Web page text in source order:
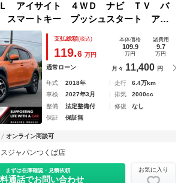
アイサイト ４ＷＤ ナビ ＴＶ バ
スマートキー プッシュスタート アイ
シスト（サンシャインオレンジ）
支払総額(税込)
119.6 万円
本体価格
109.9
万円
諸費用
9.7
万円
通常ローン 月々 11,400 円
年式 2018年 走行
6.4万km
車検
2027年3月 排気
2000cc
整備
法定整備付 修復
なし
保証
保証無
オンライン商談可
ジャパンつくば店
まずは在庫確認・見積依頼
通話でお問い合わせ
お気に入り